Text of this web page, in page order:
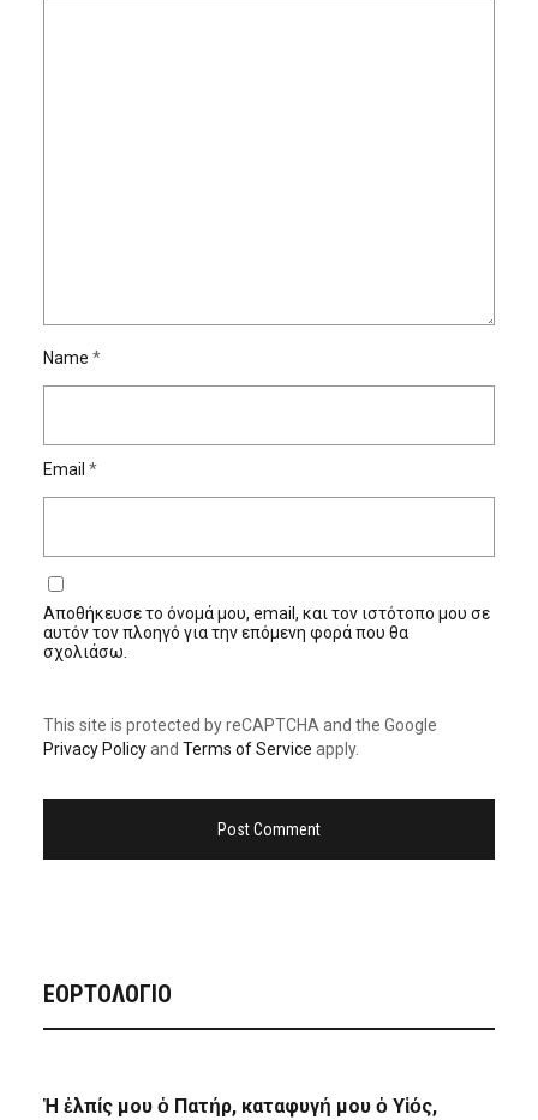
Name *
Email *
Αποθήκευσε το όνομά μου, email, και τον ιστότοπο μου σε
αυτόν τον πλοηγό για την επόμενη φορά που θα
σχολιάσω.
This site is protected by reCAPTCHA and the Google
Privacy Policyand Terms of Service apply.
ΕΟΡΤΟΛΟΓΙΟ
Ἡ ἐλπίς μου ὁ Πατήρ, καταφυγή μου ὁ Υἱός,